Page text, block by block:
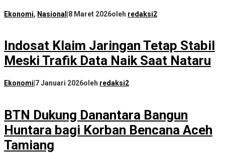
Ekonomi, Nasional 8 Maret 2026oleh redaksi2
Indosat Klaim Jaringan Tetap Stabil
Meski Trafik Data Naik Saat Nataru
Ekonomi 7 Januari 2026oleh redaksi2
BTN Dukung Danantara Bangun
Huntara bagi Korban Bencana Aceh
Tamiang